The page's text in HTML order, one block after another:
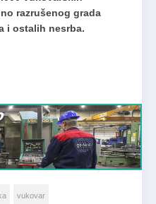
razrušenog grada
i ostalih nesrba.
vukovar